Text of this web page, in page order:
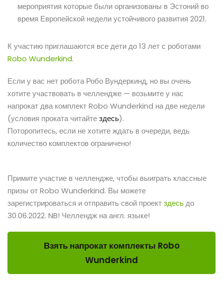
мероприятия которые были организованы в Эстоний во
время Европейской недели устойчивого развития 2021.
К участию приглашаются все дети до 13 лет с роботами
Robo Wunderkind.
Если у вас нет робота Робо Вундеркинд, но вы очень
хотите участвовать в челлендже — возьмите у нас
напрокат два комплект Robo Wunderkind на две недели
(условия проката читайтездесь).
Поторопитесь, если не хотите ждать в очереди, ведь
количество комплектов ограничено!
Примите участие в челлендже, чтобы выиграть классные
призы от Robo Wunderkind. Вы можете
зарегистрироваться и отправить свой проектздесьдо
30.06.2022. NB! Челлендж на англ. языке!
Взять напрокат комплекты Robo
Wunderkind